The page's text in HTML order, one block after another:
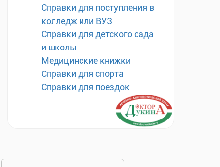
Справки для поступления в
колледж или ВУЗ
Справки для детского сада
и школы
Медицинские книжки
Справки для спорта
Справки для поездок